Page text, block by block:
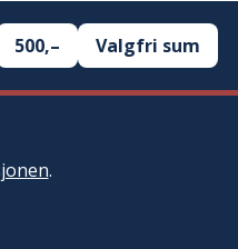
500,– Valgfri sum
.